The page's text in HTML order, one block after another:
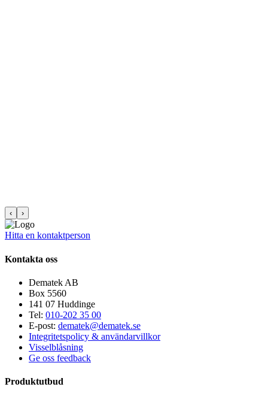
‹ ›
Hitta en kontaktperson
Kontakta oss
Dematek AB
Box 5560
141 07 Huddinge
Tel: 010-202 35 00
E-post: dematek@dematek.se
Integritetspolicy & användarvillkor
Visselblåsning
Ge oss feedback
Produktutbud